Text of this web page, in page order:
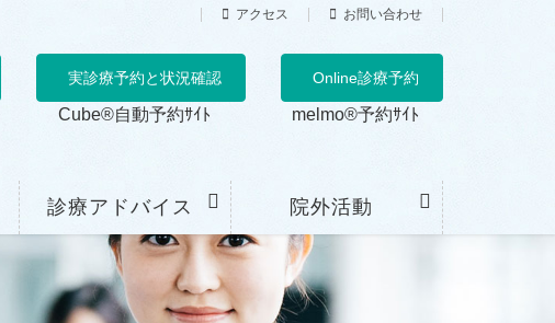
アクセス お問い合わせ
実診療予約と状況確認
Cube®自動予約ｻｲﾄ
Online診療予約
melmo®予約ｻｲﾄ
診療アドバイス 院外活動